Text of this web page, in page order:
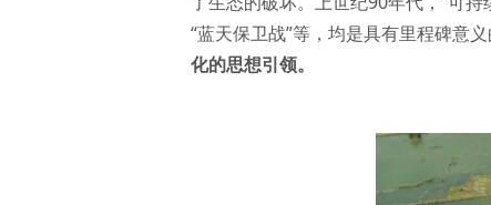
“蓝天保卫战”等，均是具有里程碑意义
化的思想引领。